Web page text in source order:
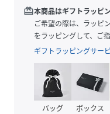
＝＝＝＝＝＝＝＝＝＝
＝＝＝＝
裏地:なし
透け:オフのみややあり
伸縮性:なし
＝＝＝＝＝＝＝＝＝＝
＝＝＝＝
redeem本商品はギフトラッピ
ご希望の際は、ラッピ
をラッピングして、ご
ギフトラッピングサー
バッグ ボックス